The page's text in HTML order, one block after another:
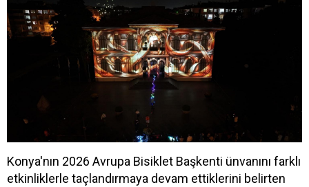
Konya'nın 2026 Avrupa Bisiklet Başkenti ünvanını farklı
etkinliklerle taçlandırmaya devam ettiklerini belirten